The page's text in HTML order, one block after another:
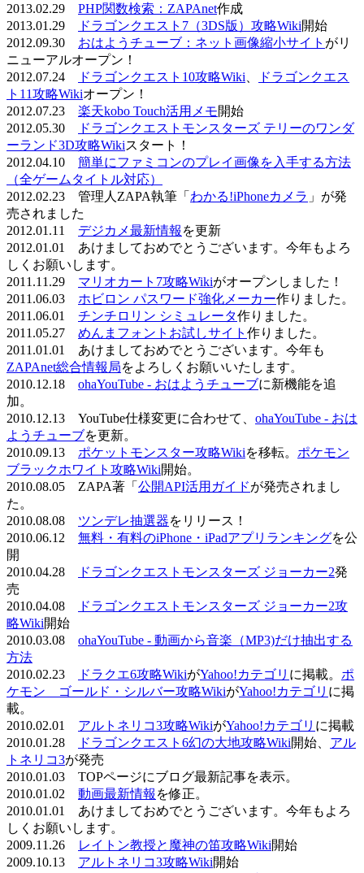
2013.02.29 PHP関数検索：ZAPAnet作成
2013.01.29
ドラゴンクエスト7（3DS版）攻略Wiki開始
2012.09.30 おはようチューブ：ネット画像縮小サイト がリ
ニューアルオープン！
2012.07.24
ドラゴンクエスト10攻略Wiki
ドラゴンクエス
ト11攻略Wikiオープン！
2012.07.23 楽天kobo Touch活用メモ開始
2012.05.30
ドラゴンクエストモンスターズ テリーのワンダ
ーランド3D攻略Wikiスタート！
2012.04.10 簡単にファミコンのプレイ画像を入手する方法
（全ゲームタイトル対応）
2012.02.23 管理人ZAPA執筆「 わかる!iPhoneカメラ 」が発
売されました
2012.01.11 デジカメ最新情報 を更新
2012.01.01 あけましておめでとうございます。今年もよろ
しくお願いします。
2011.11.29 マリオカート7攻略Wikiがオープンしました！
2011.06.03 ホビロン パスワード強化メーカー作りました。
2011.06.01 チンチロリン シミュレータ作りました。
2011.05.27 めんまフォントお試しサイト 作りました。
2011.01.01 あけましておめでとうございます。今年も
ZAPAnet総合情報局をよろしくお願いいたします。
2010.12.18 ohaYouTube - おはようチューブに新機能を追
加。
2010.12.13 YouTube仕様変更に合わせて、 ohaYouTube - おは
ようチューブを更新。
2010.09.13 ポケットモンスター攻略Wikiを移転。 ポケモン
ブラックホワイト攻略Wiki開始。
2010.08.05 ZAPA著「 公開API活用ガイドが発売されまし
た。
2010.08.08 ツンデレ抽選器をリリース！
2010.06.12 無料・有料のiPhone・iPadアプリランキングを公
開
2010.04.28
ドラゴンクエストモンスターズ ジョーカー2発
売
2010.04.08
ドラゴンクエストモンスターズ ジョーカー2攻
略Wiki開始
2010.03.08 ohaYouTube - 動画から音楽（MP3)だけ抽出する
方法
2010.02.23
ドラクエ6攻略WikiがYahoo!カテゴリ に掲載。 ポ
ケモン ゴールド・シルバー攻略WikiがYahoo!カテゴリ に掲
載。
2010.02.01 アルトネリコ3攻略WikiがYahoo!カテゴリ に掲載
2010.01.28
ドラゴンクエスト6幻の大地攻略Wiki開始、 アル
トネリコ3が発売
2010.01.03 TOPページにブログ最新記事を表示。
2010.01.02 動画最新情報 を修正。
2010.01.01 あけましておめでとうございます。今年もよろ
しくお願いします。
2009.11.26
レイトン教授と魔神の笛攻略Wiki開始
2009.10.13 アルトネリコ3攻略Wiki開始